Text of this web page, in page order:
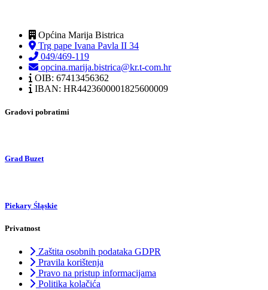
Općina Marija Bistrica
Trg pape Ivana Pavla II 34
049/469-119
opcina.marija.bistrica@kr.t-com.hr
OIB: 67413456362
IBAN: HR4423600001825600009
Gradovi pobratimi
Grad Buzet
Piekary Śląskie
Privatnost
Zaštita osobnih podataka GDPR
Pravila korištenja
Pravo na pristup informacijama
Politika kolačića